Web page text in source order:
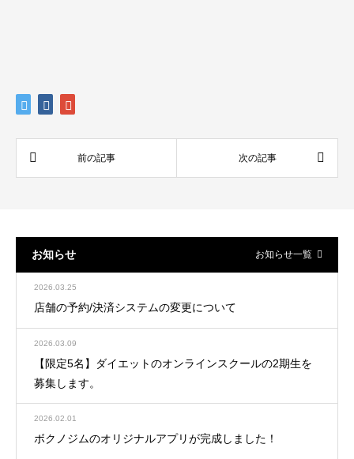
お知らせ お知らせ一覧
2026.03.25
店舗の予約/決済システムの変更について
2026.03.09
【限定5名】ダイエットのオンラインスクールの2期生を
募集します。
2026.02.01
ボクノジムのオリジナルアプリが完成しました！